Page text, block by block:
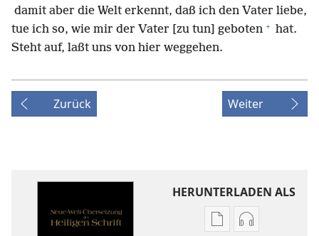
damit aber die Welt erkennt, daß ich den Vater liebe,
tue ich so, wie mir der Vater [zu tun] geboten + hat.
Steht auf, laßt uns von hier weggehen.
Zurück Weiter
HERUNTERLADEN ALS